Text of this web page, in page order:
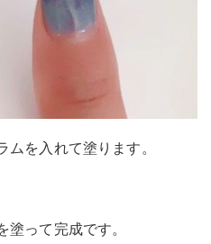
を入れて塗ります。
って完成です。